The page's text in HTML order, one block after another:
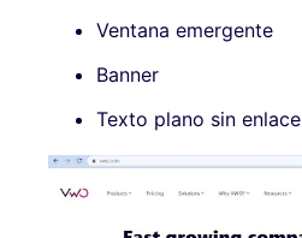
Ventana emergente
Banner
Texto plano sin enlace